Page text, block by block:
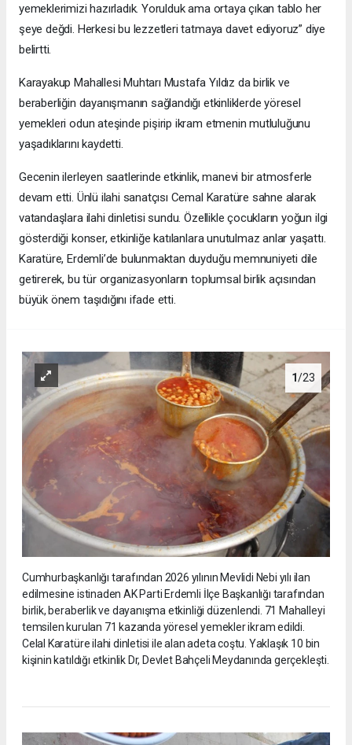
yemeklerimizi hazırladık. Yorulduk ama ortaya çıkan tablo her
şeye değdi. Herkesi bu lezzetleri tatmaya davet ediyoruz” diye
belirtti.
Karayakup Mahallesi Muhtarı Mustafa Yıldız da birlik ve
beraberliğin dayanışmanın sağlandığı etkinliklerde yöresel
yemekleri odun ateşinde pişirip ikram etmenin mutluluğunu
yaşadıklarını kaydetti.
Gecenin ilerleyen saatlerinde etkinlik, manevi bir atmosferle
devam etti. Ünlü ilahi sanatçısı Cemal Karatüre sahne alarak
vatandaşlara ilahi dinletisi sundu. Özellikle çocukların yoğun ilgi
gösterdiği konser, etkinliğe katılanlara unutulmaz anlar yaşattı.
Karatüre, Erdemli’de bulunmaktan duyduğu memnuniyeti dile
getirerek, bu tür organizasyonların toplumsal birlik açısından
büyük önem taşıdığını ifade etti.
1/23
Cumhurbaşkanlığı tarafından 2026 yılının Mevlidi Nebi yılı ilan
edilmesine istinaden AK Parti Erdemli İlçe Başkanlığı tarafından
birlik, beraberlik ve dayanışma etkinliği düzenlendi. 71 Mahalleyi
temsilen kurulan 71 kazanda yöresel yemekler ikram edildi.
Celal Karatüre ilahi dinletisi ile alan adeta coştu. Yaklaşık 10 bin
kişinin katıldığı etkinlik Dr, Devlet Bahçeli Meydanında gerçekleşti.